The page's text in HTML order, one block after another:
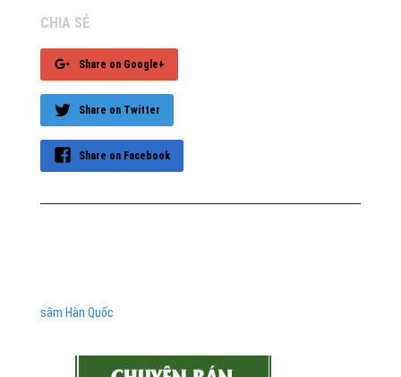
CHIA SẺ
Share on Google+
Share on Twitter
Share on Facebook
sâm Hàn Quốc